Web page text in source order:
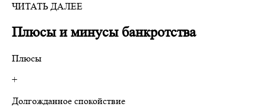
ЧИТАТЬ ДАЛЕЕ
Плюсы и минусы банкротства
Плюсы
+
Долгожданное спокойствие